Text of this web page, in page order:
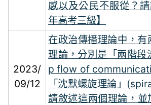
感以及公民不服從？
年高考三級】
2023/
09/12
在政治傳播理論中，有
理論，分別是「兩階
p flow of
「沈默螺旋理論」
請敘述這兩個理論，並